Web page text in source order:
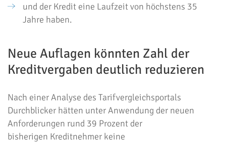
und der Kredit eine Laufzeit von höchstens 35
Jahre haben.
Neue Auflagen könnten Zahl der
Kreditvergaben deutlich reduzieren
Nach einer Analyse des Tarifvergleichsportals
Durchblicker hätten unter Anwendung der neuen
Anforderungen rund 39 Prozent der
bisherigen Kreditnehmer keine